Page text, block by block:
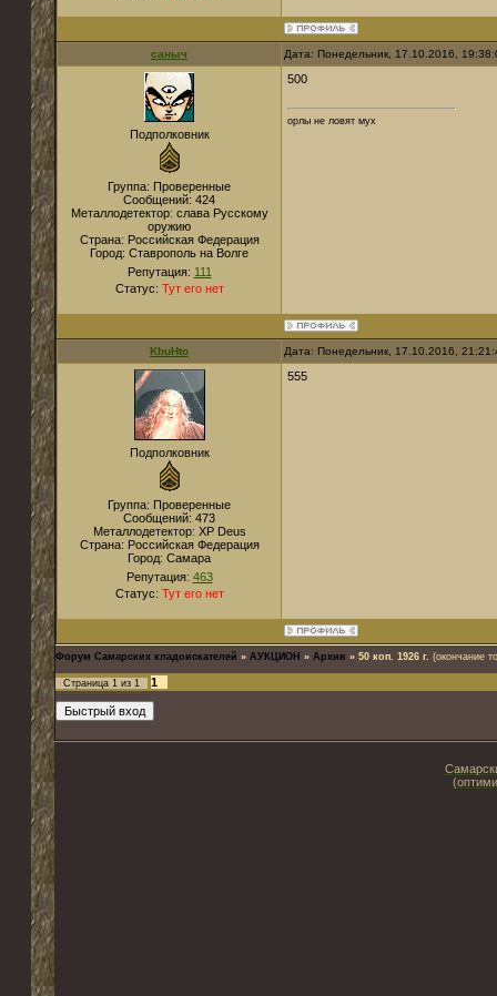
саныч Дата: Понедельник, 17.10.2016,
Подполковник
Группа: Проверенные
Сообщений: 424
Металлодетектор: слава Русскому
оружию
Страна: Российская Федерация
Город: Ставрополь на Волге
Репутация: 111
Статус: Тут его нет
500
орлы не ловят мух
KbuHto Дата: Понедельник, 17.10.2016,
Подполковник
Группа: Проверенные
Сообщений: 473
Металлодетектор: XP Deus
Страна: Российская Федерация
Город: Самара
Репутация: 463
Статус: Тут его нет
555
Форум Самарских кладоискателей » АУКЦИОН » Архив » 50 коп. 1926 г. (окончание
Страница 1 из 1 1